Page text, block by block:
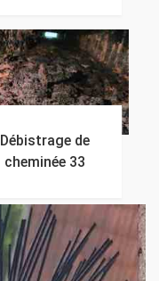
Débistrage de
cheminée 33